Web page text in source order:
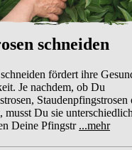
schneiden
fördert ihre
Je nachdem, ob Du
Staudenpfingstrosen
musst Du sie
Deine Pfingstr ...mehr